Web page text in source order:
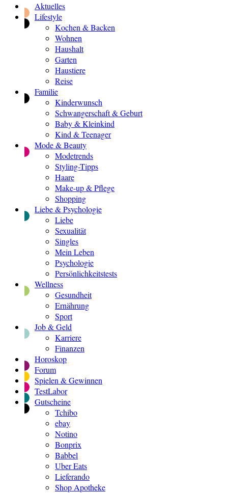
Aktuelles
Lifestyle
Kochen & Backen
Wohnen
Haushalt
Garten
Haustiere
Reise
Familie
Kinderwunsch
Schwangerschaft & Geburt
Baby & Kleinkind
Kind & Teenager
Mode & Beauty
Modetrends
Styling-Tipps
Haare
Make-up & Pflege
Shopping
Liebe & Psychologie
Liebe
Sexualität
Singles
Mein Leben
Psychologie
Persönlichkeitstests
Wellness
Gesundheit
Ernährung
Sport
Job & Geld
Karriere
Finanzen
Horoskop
Forum
Spielen & Gewinnen
TestLabor
Gutscheine
Tchibo
ebay
Notino
Bonprix
Babbel
Uber Eats
Lieferando
Shop Apotheke